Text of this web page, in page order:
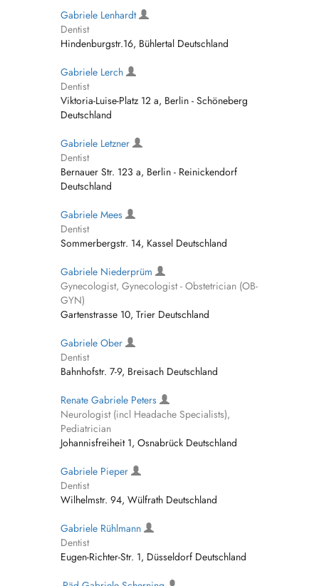
Gabriele Lenhardt
Dentist
Hindenburgstr.16, Bühlertal Deutschland
Gabriele Lerch
Dentist
Viktoria-Luise-Platz 12 a, Berlin - Schöneberg
Deutschland
Gabriele Letzner
Dentist
Bernauer Str. 123 a, Berlin - Reinickendorf
Deutschland
Gabriele Mees
Dentist
Sommerbergstr. 14, Kassel Deutschland
Gabriele Niederprüm
Gynecologist, Gynecologist - Obstetrician (OB-
GYN)
Gartenstrasse 10, Trier Deutschland
Gabriele Ober
Dentist
Bahnhofstr. 7-9, Breisach Deutschland
Renate Gabriele Peters
Neurologist (incl Headache Specialists),
Pediatrician
Johannisfreiheit 1, Osnabrück Deutschland
Gabriele Pieper
Dentist
Wilhelmstr. 94, Wülfrath Deutschland
Gabriele Rühlmann
Dentist
Eugen-Richter-Str. 1, Düsseldorf Deutschland